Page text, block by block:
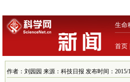
生命
首页
作者：刘园园 来源：科技日报 发布时间：2015/